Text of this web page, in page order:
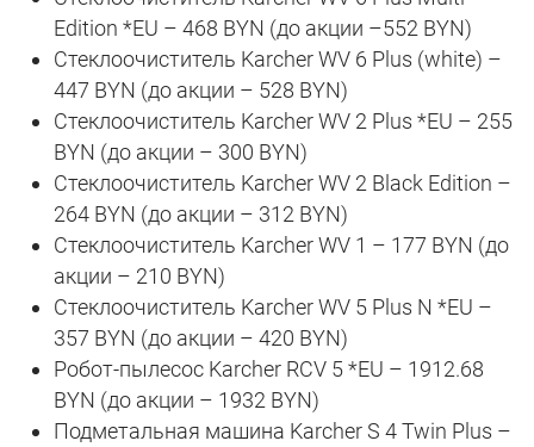
Edition *EU – 468 BYN (до акции –552 BYN)
Стеклоочиститель Karcher WV 6 Plus (white) –
447 BYN (до акции – 528 BYN)
Стеклоочиститель Karcher WV 2 Plus *EU – 255
BYN (до акции – 300 BYN)
Стеклоочиститель Karcher WV 2 Black Edition –
264 BYN (до акции – 312 BYN)
Стеклоочиститель Karcher WV 1 – 177 BYN (до
акции – 210 BYN)
Стеклоочиститель Karcher WV 5 Plus N *EU –
357 BYN (до акции – 420 BYN)
Робот-пылесос Karcher RCV 5 *EU – 1912.68
BYN (до акции – 1932 BYN)
Подметальная машина Karcher S 4 Twin Plus –